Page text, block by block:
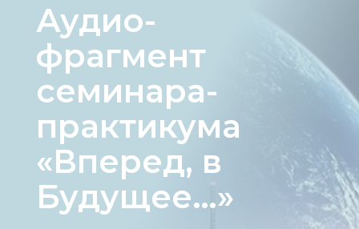
Аудио-
фрагмент
семинара-
практикума
«Вперед, в
Будущее…»